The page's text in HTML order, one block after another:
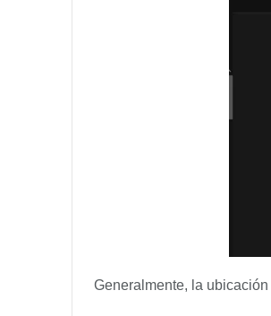
Generalmente, la